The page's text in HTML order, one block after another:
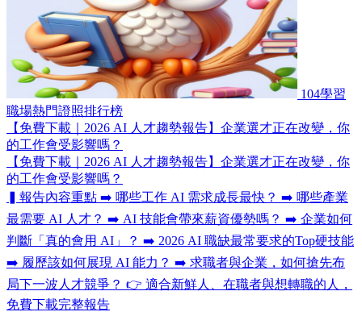
104學習
職場熱門證照排行榜
【免費下載｜2026 AI 人才趨勢報告】企業選才正在改變，你
的工作會受影響嗎？
【免費下載｜2026 AI 人才趨勢報告】企業選才正在改變，你
的工作會受影響嗎？
▍報告內容重點 ➡️ 哪些工作 AI 需求成長最快？ ➡️ 哪些產業
最需要 AI 人才？ ➡️ AI 技能會帶來薪資優勢嗎？ ➡️ 企業如何
判斷「真的會用 AI」？ ➡️ 2026 AI 職缺最常要求的Top硬技能
➡️ 履歷該如何展現 AI 能力？ ➡️ 求職者與企業，如何搶先布
局下一波人才競爭？ 👉 適合新鮮人、在職者與想轉職的人，
免費下載完整報告